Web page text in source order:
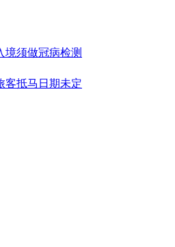
境须做冠病检测
客抵马日期未定